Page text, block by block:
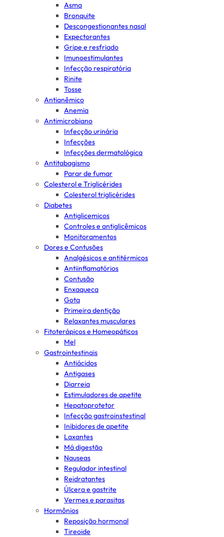
Asma
Bronquite
Descongestionantes nasal
Expectorantes
Gripe e resfriado
Imunoestimulantes
Infecção respiratória
Rinite
Tosse
Antianêmico
Anemia
Antimicrobiano
Infecção urinária
Infecções
Infecções dermatológica
Antitabagismo
Parar de fumar
Colesterol e Triglicérides
Colesterol triglicérides
Diabetes
Antiglicemicos
Controles e antiglicêmicos
Monitoramentos
Dores e Contusões
Analgésicos e antitérmicos
Antiinflamatórios
Contusão
Enxaqueca
Gota
Primeira dentição
Relaxantes musculares
Fitoterápicos e Homeopáticos
Mel
Gastrointestinais
Antiácidos
Antigases
Diarreia
Estimuladores de apetite
Hepatoprotetor
Infecção gastroinstestinal
Inibidores de apetite
Laxantes
Má digestão
Nauseas
Regulador intestinal
Reidratantes
Úlcera e gastrite
Vermes e parasitas
Hormônios
Reposição hormonal
Tireoide